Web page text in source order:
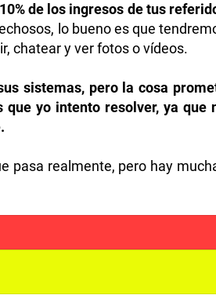
de los ingresos de tus
lo bueno es que
chatear y ver fotos o vídeos.
sistemas, pero la cosa
yo intento resolver, ya que
pasa realmente, pero hay